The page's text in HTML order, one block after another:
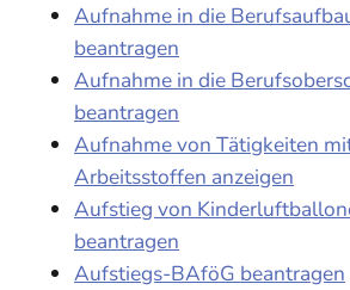
Aufnahme in die
beantragen
Aufnahme in die
beantragen
Aufnahme von Tätigkeiten
Arbeitsstoffen anzeigen
Aufstieg von
beantragen
Aufstiegs-BAföG beantragen